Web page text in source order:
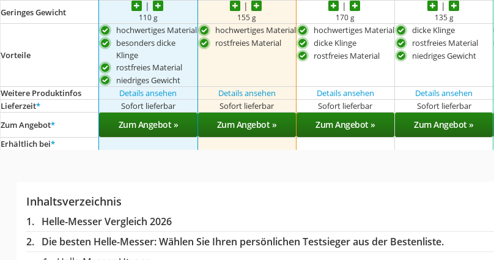
Geringes Gewicht
110 g 155 g 170 g 135 g
Vorteile
hochwertiges Material
besonders dicke
Klinge
rostfreies Material
niedriges Gewicht
hochwertiges Material
rostfreies Material
hochwertiges Material
dicke Klinge
rostfreies Material
dicke Klinge
rostfreies Material
niedriges Gewicht
Weitere Produktinfos Details ansehen Details ansehen Details ansehen Details ansehen
Lieferzeit* Sofort lieferbar Sofort lieferbar Sofort lieferbar Sofort lieferbar
Zum Angebot* Zum Angebot » Zum Angebot » Zum Angebot » Zum Angebot »
Erhältlich bei*
Inhaltsverzeichnis
Helle-Messer Vergleich 2026
Die besten Helle-Messer:Wählen Sie Ihren persönlichen Testsieger aus der Bestenliste.